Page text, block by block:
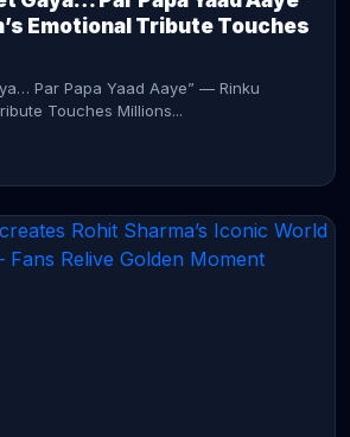
Emotional Tribute Touches
Par Papa Yaad Aaye” — Rinku
Touches Millions...